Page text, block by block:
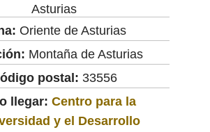
Asturias
Oriente de Asturias
Montaña de Asturias
postal: 33556
llegar: Centro para la
y el Desarrollo